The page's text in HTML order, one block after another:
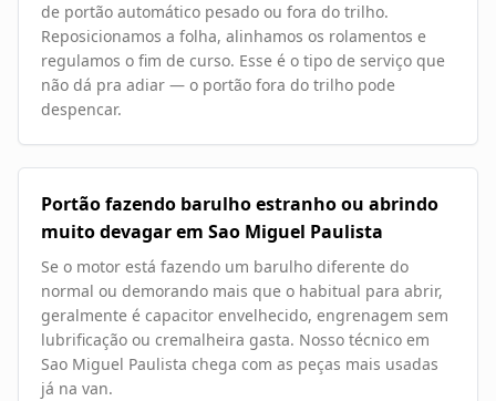
de portão automático pesado ou fora do trilho.
Reposicionamos a folha, alinhamos os rolamentos e
regulamos o fim de curso. Esse é o tipo de serviço que
não dá pra adiar — o portão fora do trilho pode
despencar.
Portão fazendo barulho estranho ou abrindo
muito devagar em Sao Miguel Paulista
Se o motor está fazendo um barulho diferente do
normal ou demorando mais que o habitual para abrir,
geralmente é capacitor envelhecido, engrenagem sem
lubrificação ou cremalheira gasta. Nosso técnico em
Sao Miguel Paulista chega com as peças mais usadas
já na van.